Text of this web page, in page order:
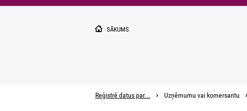
Pārlekt
SĀKUMS
Reģistrē datus par... Uzņēmumu vai komersantu